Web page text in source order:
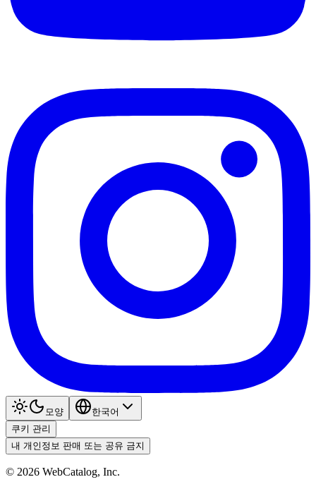
모양
한국어
쿠키 관리
내 개인정보 판매 또는 공유 금지
© 2026 WebCatalog, Inc.